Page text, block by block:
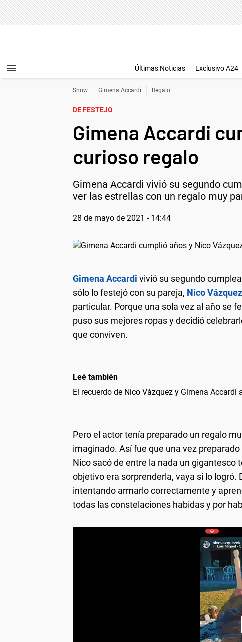
Últimas Noticias Exclusivo A24
Show Gimena Accardi Regalo
DE FESTEJO
Gimena Accardi
curioso regalo
Gimena Accardi vivió su segundo
ver las estrellas con un regalo muy
28 de mayo de 2021 - 14:44
Gimena Accardi vivió su segundo
sólo lo festejó con su pareja, Nico Vázquez
particular. Porque una sola vez al año se
puso sus mejores ropas y decidió
que conviven.
Leé también
El recuerdo de Nico Vázquez y Gimena Accardi
Pero el actor tenía preparado un regalo
imaginado. Así fue que una vez
Nico sacó de entre la nada un
objetivo era sorprenderla, vaya si lo
intentando armarlo correctamente y
todas las constelaciones habidas y por